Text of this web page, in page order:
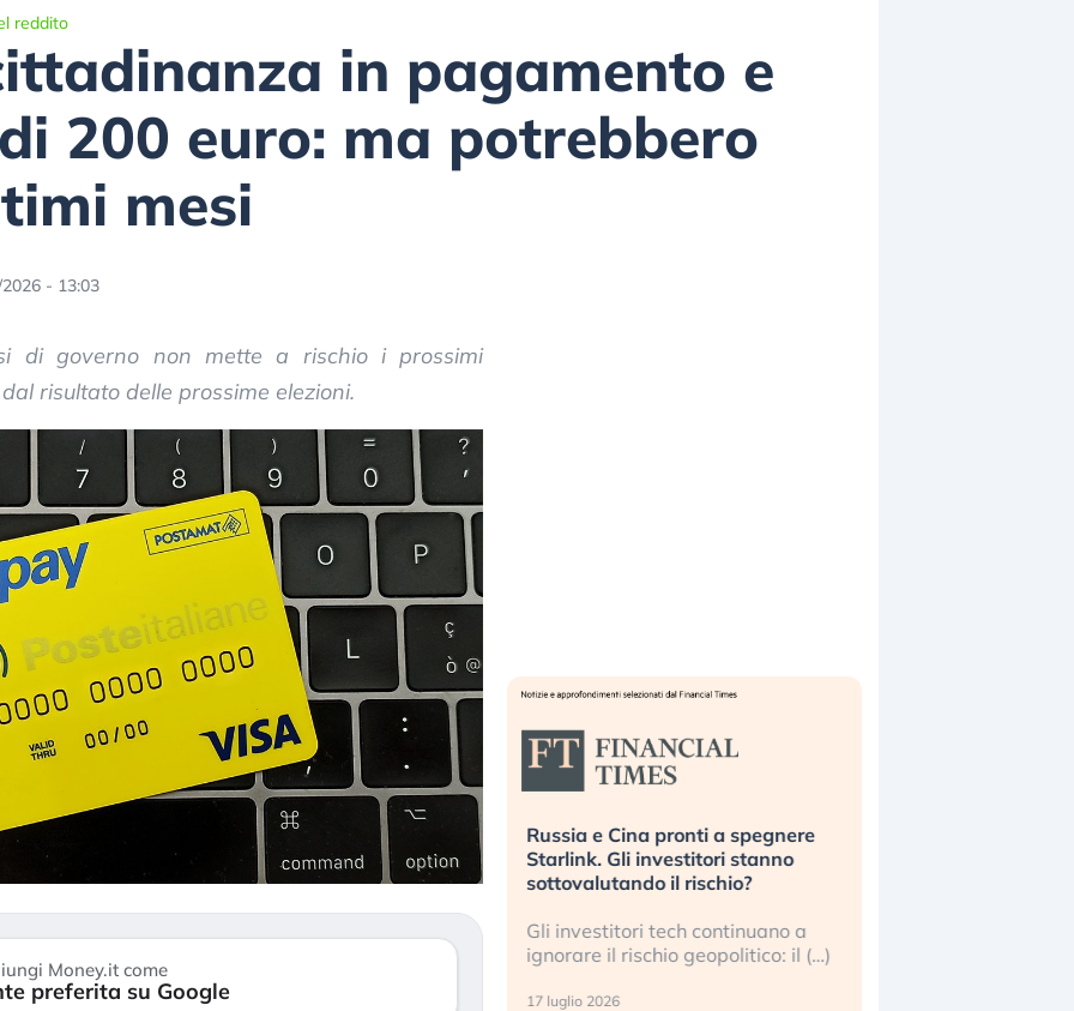
reddito
in pagamento e
200 euro: ma potrebbero
mesi
- 13:03
di governo non mette a rischio i prossimi
risultato delle prossime elezioni.
Money.it come
preferita su Google
Investitori
lo scoppio
Quando la finanza pesa più
dell’economia reale. L’America sta
ripetendo gli errori del 2008?
sempre più sganciata dall’economia
reale. (…)
Russia e Cina pronti a spegnere
Starlink. Gli investitori stanno
sottovalutando il rischio?
Gli investitori tech continuano a
ignorare il rischio geopolitico: il (…)
17 luglio 2026